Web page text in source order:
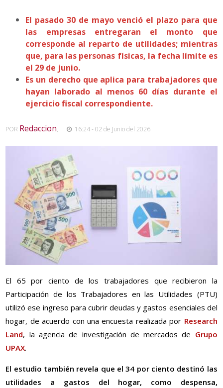
El pasado 30 de mayo venció el plazo para que
las empresas entregaran el monto que
corresponde al reparto de utilidades; mientras
que, para las personas físicas, la fecha límite es
el 29 de junio.
Es un derecho que aplica para trabajadores que
hayan laborado al menos 60 días durante el
ejercicio fiscal correspondiente.
POR Redaccion, 16:24 - 02 de Junio del 2026
El 65 por ciento de los trabajadores que recibieron la
Participación de los Trabajadores en las Utilidades (PTU)
utilizó ese ingreso para cubrir deudas y gastos esenciales del
hogar, de acuerdo con una encuesta realizada por Research
Land, la agencia de investigación de mercados de Grupo
UPAX.
El estudio también revela que el 34 por ciento destinó las
utilidades a gastos del hogar, como despensa,